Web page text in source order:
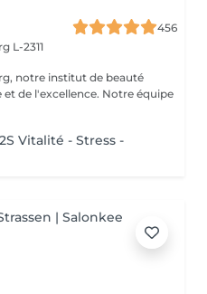
456
L-2311
notre institut de beauté
Notre équipe
Vitalité - Stress -